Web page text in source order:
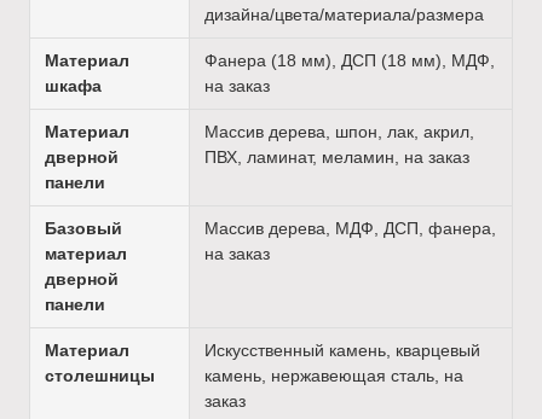
дизайна/цвета/материала/размера
Материал
шкафа
Фанера (18 мм), ДСП (18 мм), МДФ,
на заказ
Материал
дверной
панели
Массив дерева, шпон, лак, акрил,
ПВХ, ламинат, меламин, на заказ
Базовый
материал
дверной
панели
Массив дерева, МДФ, ДСП, фанера,
на заказ
Материал
столешницы
Искусственный камень, кварцевый
камень, нержавеющая сталь, на
заказ